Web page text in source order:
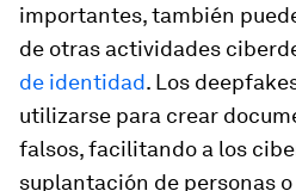
importantes, también
de otras actividades
de identidad. Los
utilizarse para crear
falsos, facilitando a los
suplantación de personas